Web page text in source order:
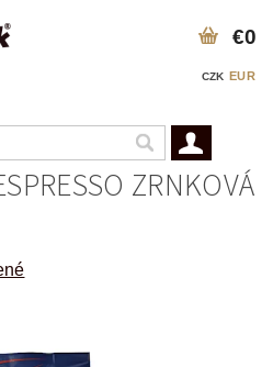
CZK EUR
€0
ZRNKOVÁ